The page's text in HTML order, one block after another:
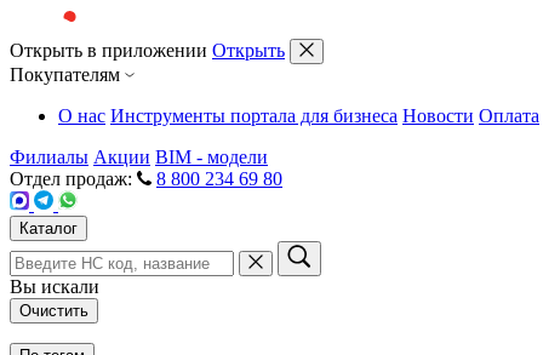
Открыть в приложении Открыть
Покупателям
О нас Инструменты портала для бизнеса Новости Оплата
Филиалы Акции BIM - модели
Отдел продаж:
8 800 234 69 80
Каталог
Вы искали
Очистить